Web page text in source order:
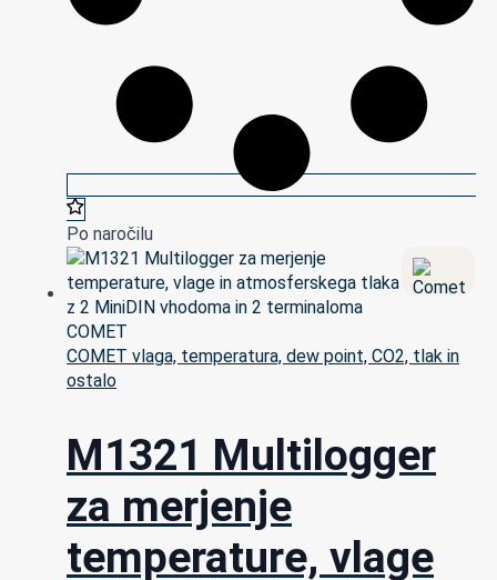
Po naročilu
COMET vlaga, temperatura, dew point, CO2, tlak in
ostalo
M1321 Multilogger
za merjenje
temperature, vlage